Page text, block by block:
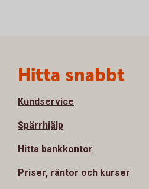
Hitta snabbt
Kundservice
Spärrhjälp
Hitta bankkontor
Priser, räntor och kurser